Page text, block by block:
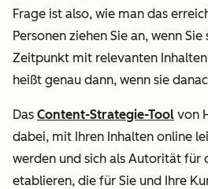
Frage ist also, wie man das
Personen ziehen Sie an, wenn
Zeitpunkt mit relevanten
heißt genau dann, wenn sie
Das Content-Strategie-Tool von
dabei, mit Ihren Inhalten online
werden und sich als Autorität für
etablieren, die für Sie und Ihre